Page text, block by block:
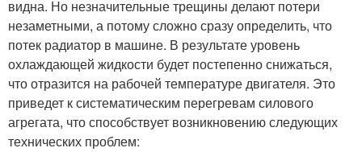
видна. Но незначительные трещины делают потери
незаметными, а потому сложно сразу определить, что
потек радиатор в машине. В результате уровень
охлаждающей жидкости будет постепенно снижаться,
что отразится на рабочей температуре двигателя. Это
приведет к систематическим перегревам силового
агрегата, что способствует возникновению следующих
технических проблем: